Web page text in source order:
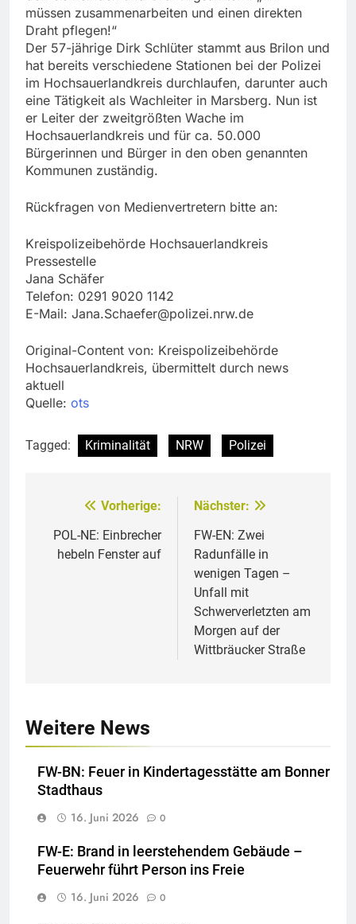
müssen zusammenarbeiten und einen direkten
Draht pflegen!“
Der 57-jährige Dirk Schlüter stammt aus Brilon und
hat bereits verschiedene Stationen bei der Polizei
im Hochsauerlandkreis durchlaufen, darunter auch
eine Tätigkeit als Wachleiter in Marsberg. Nun ist
er Leiter der zweitgrößten Wache im
Hochsauerlandkreis und für ca. 50.000
Bürgerinnen und Bürger in den oben genannten
Kommunen zuständig.
Rückfragen von Medienvertretern bitte an:
Kreispolizeibehörde Hochsauerlandkreis
Pressestelle
Jana Schäfer
Telefon: 0291 9020 1142
E-Mail: Jana.Schaefer@polizei.nrw.de
Original-Content von: Kreispolizeibehörde
Hochsauerlandkreis, übermittelt durch news
aktuell
Quelle: ots
Tagged: Kriminalität NRW Polizei
Beitragsnavigation
Vorherige:
POL-NE: Einbrecher
hebeln Fenster auf
Nächster:
FW-EN: Zwei
Radunfälle in
wenigen Tagen –
Unfall mit
Schwerverletzten am
Morgen auf der
Wittbräucker Straße
Weitere News
FW-BN: Feuer in Kindertagesstätte am Bonner
Stadthaus
16. Juni 2026
0
FW-E: Brand in leerstehendem Gebäude –
Feuerwehr führt Person ins Freie
16. Juni 2026
0